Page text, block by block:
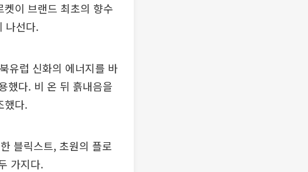
켓이 브랜드 최초의 향수
나선다.
유럽 신화의 에너지를 바
했다. 비 온 뒤 흙내음을
했다.
블릭스트, 초원의 플로
가지다.